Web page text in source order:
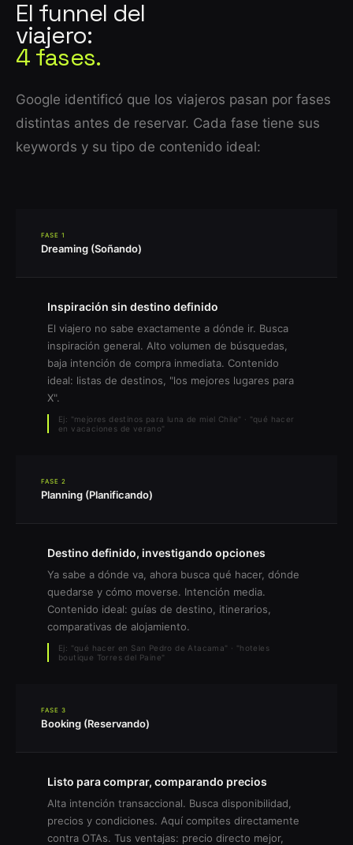
El funnel del
viajero:
4 fases.
Google identificó que los viajeros pasan por fases
distintas antes de reservar. Cada fase tiene sus
keywords y su tipo de contenido ideal:
FASE 1
Dreaming (Soñando)
Inspiración sin destino definido
El viajero no sabe exactamente a dónde ir. Busca
inspiración general. Alto volumen de búsquedas,
baja intención de compra inmediata. Contenido
ideal: listas de destinos, "los mejores lugares para
X".
Ej: "mejores destinos para luna de miel Chile" · "qué hacer
en vacaciones de verano"
FASE 2
Planning (Planificando)
Destino definido, investigando opciones
Ya sabe a dónde va, ahora busca qué hacer, dónde
quedarse y cómo moverse. Intención media.
Contenido ideal: guías de destino, itinerarios,
comparativas de alojamiento.
Ej: "qué hacer en San Pedro de Atacama" · "hoteles
boutique Torres del Paine"
FASE 3
Booking (Reservando)
Listo para comprar, comparando precios
Alta intención transaccional. Busca disponibilidad,
precios y condiciones. Aquí compites directamente
contra OTAs. Tus ventajas: precio directo mejor,